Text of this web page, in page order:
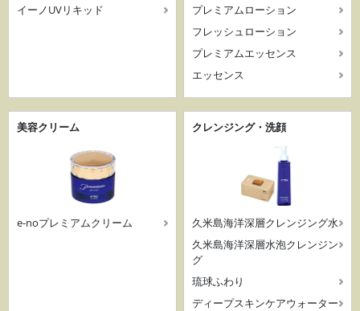
イーノUVリキッド
プレミアムローション
フレッシュローション
プレミアムエッセンス
エッセンス
美容クリーム
e-noプレミアムクリーム
クレンジング・洗顔
久米島海洋深層クレンジング水
久米島海洋深層水泡クレンジン
グ
琉球ふわり
ディープスキンケアウォーター